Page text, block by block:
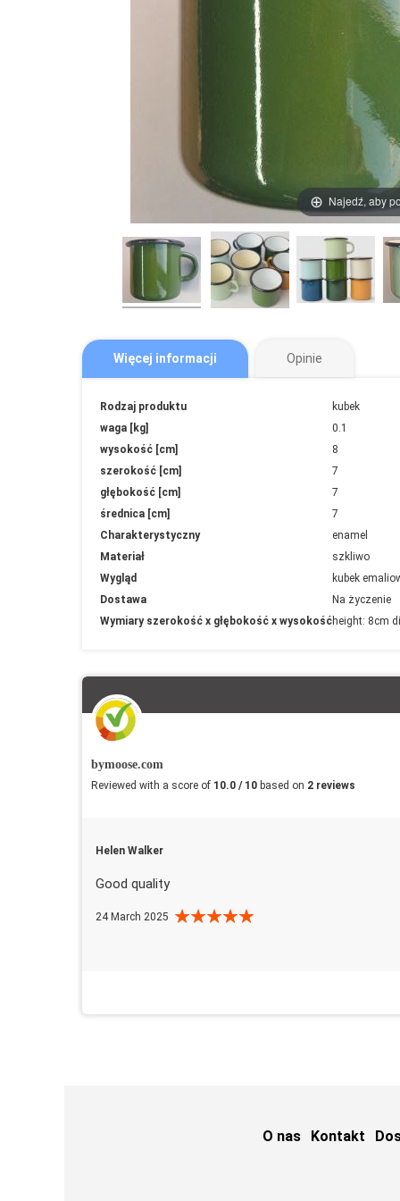
Najedź, aby
Więcej informacji
Więcej
informacji
Rodzaj produktu
kubek
waga [kg]
0.1
wysokość [cm]
8
szerokość [cm]
7
głębokość [cm]
7
średnica [cm]
7
Charakterystyczny
enamel
Materiał
szkliwo
Wygląd
kubek
Dostawa
Na życzenie
Wymiary szerokość x głębokość x wysokośćheight: 8cm
Opinie
bymoose.com
Reviewed with a score of 10.0 / 10 based on 2 reviews
Helen Walker
Good quality
24 March 2025
O nas
Kontakt